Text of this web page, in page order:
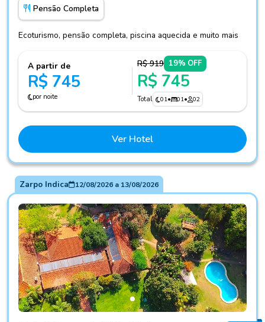
Pensão Completa
Ecoturismo, pensão completa, piscina aquecida e muito mais
A partir de
R$ 745
por noite
R$ 919 19% OFF
R$ 745
Total 01• 01• 02
Ver Hotel
Zarpo Indica 12/08/2026a 13/08/2026